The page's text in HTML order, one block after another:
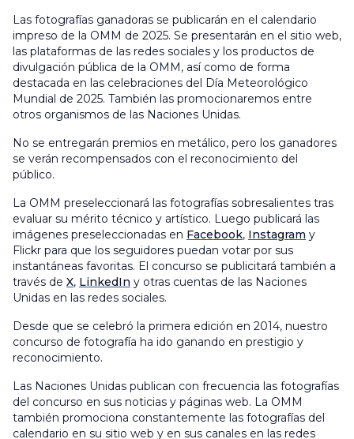
Las fotografías ganadoras se publicarán en el calendario
impreso de la OMM de 2025. Se presentarán en el sitio web,
las plataformas de las redes sociales y los productos de
divulgación pública de la OMM, así como de forma
destacada en las celebraciones del Día Meteorológico
Mundial de 2025. También las promocionaremos entre
otros organismos de las Naciones Unidas.
No se entregarán premios en metálico, pero los ganadores
se verán recompensados con el reconocimiento del
público.
La OMM preseleccionará las fotografías sobresalientes tras
evaluar su mérito técnico y artístico. Luego publicará las
imágenes preseleccionadas en Facebook, Instagram y
Flickr para que los seguidores puedan votar por sus
instantáneas favoritas. El concurso se publicitará también a
través de X, LinkedIn y otras cuentas de las Naciones
Unidas en las redes sociales.
Desde que se celebró la primera edición en 2014, nuestro
concurso de fotografía ha ido ganando en prestigio y
reconocimiento.
Las Naciones Unidas publican con frecuencia las fotografías
del concurso en sus noticias y páginas web. La OMM
también promociona constantemente las fotografías del
calendario en su sitio web y en sus canales en las redes